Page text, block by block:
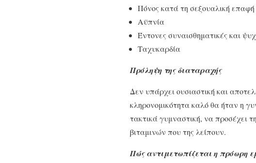
Πόνος κατά τη σεξουαλική επαφή
Αϋπνία
Έντονες συναισθηματικές και
Ταχυκαρδία
Πρόληψη της διαταραχής
Δεν υπάρχει ουσιαστική και
κληρονομικότητα καλό θα ήταν η
τακτικά γυμναστική, να προσέχει
βιταμινών που της λείπουν.
Πώς αντιμετωπίζεται η πρόωρη